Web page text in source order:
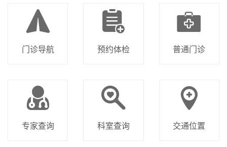
门诊导航 预约体检 普通门诊
专家查询 科室查询 交通位置